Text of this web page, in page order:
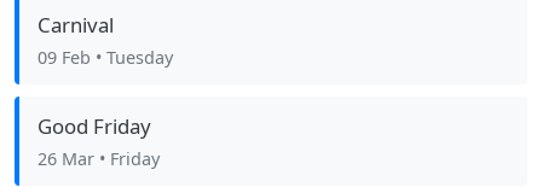
Carnival
09 Feb • Tuesday
Good Friday
26 Mar • Friday